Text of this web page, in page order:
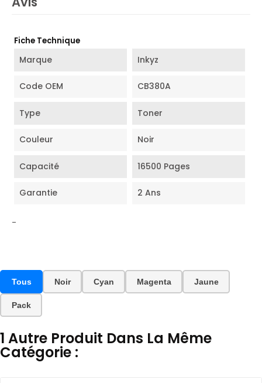
Fiche Technique
Marque Inkyz
Code OEM CB380A
Type Toner
Couleur Noir
Capacité 16500 Pages
Garantie 2 Ans
-
Tous Noir Cyan Magenta Jaune
Pack
1 Autre Produit Dans La Même
Catégorie :